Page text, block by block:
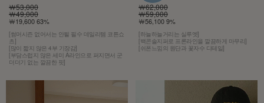
￦53,000
￦49,000
￦19,600 63%
[썸머시즌 없어서는 안될 필수 데일리템 코튼쇼
츠]
[많이 짧지 않은 4부 기장감]
[부담스럽지 않은 세미 A라인으로 퍼지면서 군
더더기 없는 깔끔한 핏]
￦62,000
￦59,000
￦56,100 9%
[하늘하늘거리는 실루엣]
[백콘솔지퍼로 프론라인을 깔끔하게 마무리]
[쉬폰느낌의 원단과 꽃자수 디테일]